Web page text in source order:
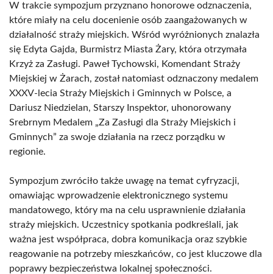
W trakcie sympozjum przyznano honorowe odznaczenia,
które miały na celu docenienie osób zaangażowanych w
działalność straży miejskich. Wśród wyróżnionych znalazła
się Edyta Gajda, Burmistrz Miasta Żary, która otrzymała
Krzyż za Zasługi. Paweł Tychowski, Komendant Straży
Miejskiej w Żarach, został natomiast odznaczony medalem
XXXV-lecia Straży Miejskich i Gminnych w Polsce, a
Dariusz Niedzielan, Starszy Inspektor, uhonorowany
Srebrnym Medalem „Za Zasługi dla Straży Miejskich i
Gminnych” za swoje działania na rzecz porządku w
regionie.
Sympozjum zwróciło także uwagę na temat cyfryzacji,
omawiając wprowadzenie elektronicznego systemu
mandatowego, który ma na celu usprawnienie działania
straży miejskich. Uczestnicy spotkania podkreślali, jak
ważna jest współpraca, dobra komunikacja oraz szybkie
reagowanie na potrzeby mieszkańców, co jest kluczowe dla
poprawy bezpieczeństwa lokalnej społeczności.